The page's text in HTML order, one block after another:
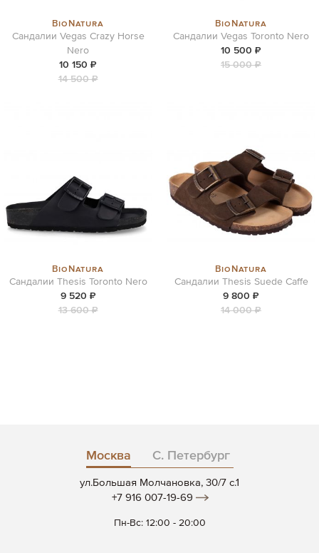
BioNatura
Сандалии Vegas Crazy Horse
Nero
10 150 ₽
14 500 ₽
BioNatura
Сандалии Vegas Toronto Nero
10 500 ₽
15 000 ₽
BioNatura
Сандалии Thesis Toronto Nero
9 520 ₽
13 600 ₽
BioNatura
Сандалии Thesis Suede Caffe
9 800 ₽
14 000 ₽
Москва С. Петербург
ул.Большая Молчановка, 30/7 c.1
+7 916 007-19-69
Пн-Вс: 12:00 - 20:00